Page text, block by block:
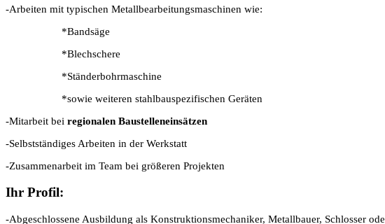
-Arbeiten mit typischen Metallbearbeitungsmaschinen wie:
*Bandsäge
*Blechschere
*Ständerbohrmaschine
*sowie weiteren stahlbauspezifischen Geräten
-Mitarbeit bei regionalen Baustelleneinsätzen
-Selbstständiges Arbeiten in der Werkstatt
-Zusammenarbeit im Team bei größeren Projekten
Ihr Profil:
-Abgeschlossene Ausbildung als Konstruktionsmechaniker, Metallbauer, Schlosser